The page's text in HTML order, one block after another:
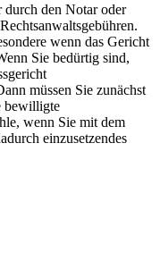
durch den Notar oder
wenn das Gericht
Sie bedürtig sind,
müssen Sie zunächst
bewilligte
wenn Sie mit dem
einzusetzendes